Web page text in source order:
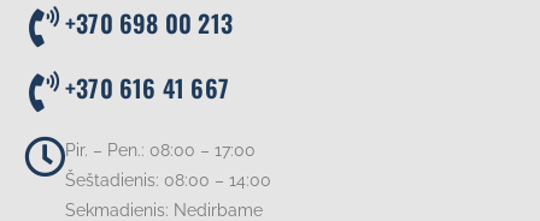
+370 698 00 213
+370 616 41 667
Pir. – Pen.: 08:00 – 17:00
Šeštadienis: 08:00 – 14:00
Sekmadienis: Nedirbame